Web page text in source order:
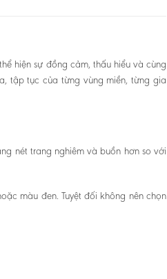
hiện sự đồng cảm, thấu hiểu và cùng
tập tục của từng vùng miền, từng gia
nét trang nghiêm và buồn hơn so với
màu đen. Tuyệt đối không nên chọn